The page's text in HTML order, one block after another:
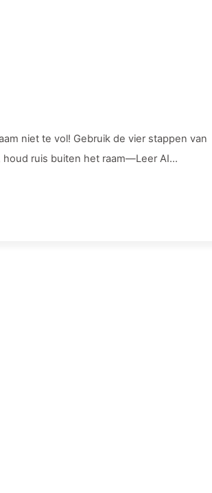
niet te vol! Gebruik de vier stappen van
ruis buiten het raam—Leer AI